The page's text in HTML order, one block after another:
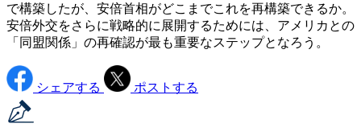
で構築したが、安倍首相がどこまでこれを再構築できるか。
安倍外交をさらに戦略的に展開するためには、アメリカとの
「同盟関係」の再確認が最も重要なステップとなろう。
シェアする ポストする